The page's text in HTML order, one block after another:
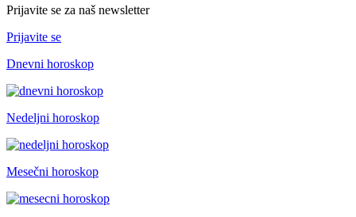
Prijavite se za naš newsletter
Prijavite se
Dnevni horoskop
Nedeljni horoskop
Mesečni horoskop